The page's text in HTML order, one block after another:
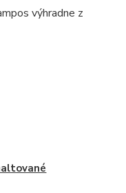
výhradne z